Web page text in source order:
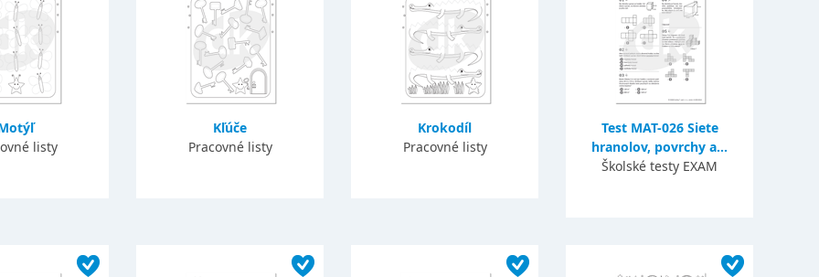
listy
Kľúče
Pracovné listy
Krokodíl
Pracovné listy
Test MAT-026 Siete
hranolov, povrchy a...
Školské testy EXAM